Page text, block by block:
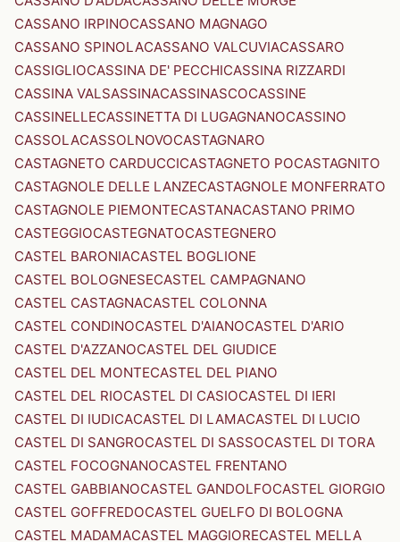
CASSANO IRPINOCASSANO MAGNAGO
CASSANO SPINOLACASSANO VALCUVIACASSARO
CASSIGLIOCASSINA DE' PECCHICASSINA RIZZARDI
CASSINA VALSASSINACASSINASCOCASSINE
CASSINELLECASSINETTA DI LUGAGNANOCASSINO
CASSOLACASSOLNOVOCASTAGNARO
CASTAGNETO CARDUCCICASTAGNETO POCASTAGNITO
CASTAGNOLE DELLE LANZECASTAGNOLE MONFERRATO
CASTAGNOLE PIEMONTECASTANACASTANO PRIMO
CASTEGGIOCASTEGNATOCASTEGNERO
CASTEL BARONIACASTEL BOGLIONE
CASTEL BOLOGNESECASTEL CAMPAGNANO
CASTEL CASTAGNACASTEL COLONNA
CASTEL CONDINOCASTEL D'AIANOCASTEL D'ARIO
CASTEL D'AZZANOCASTEL DEL GIUDICE
CASTEL DEL MONTECASTEL DEL PIANO
CASTEL DEL RIOCASTEL DI CASIOCASTEL DI IERI
CASTEL DI IUDICACASTEL DI LAMACASTEL DI LUCIO
CASTEL DI SANGROCASTEL DI SASSOCASTEL DI TORA
CASTEL FOCOGNANOCASTEL FRENTANO
CASTEL GABBIANOCASTEL GANDOLFOCASTEL GIORGIO
CASTEL GOFFREDOCASTEL GUELFO DI BOLOGNA
CASTEL MADAMACASTEL MAGGIORECASTEL MELLA